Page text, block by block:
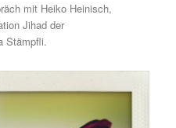
mit Heiko Heinisch,
Jihad der
Stämpfli.